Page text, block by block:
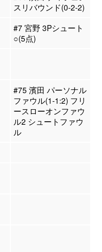
スリバウンド(0-2-2)
#7 宮野 3Pシュート
○(5点)
#75 濱田 パーソナル
ファウル(1-1:2) フリ
ースローオンファウ
ル2 シュートファウ
ル